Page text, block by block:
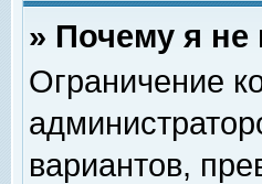
» Почему я не
Ограничение
вариантов,